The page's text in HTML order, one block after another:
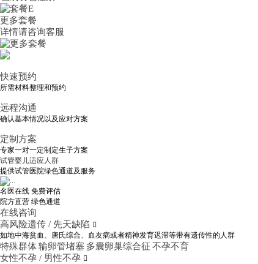
更多套餐
详情请咨询客服
快速预约
所需材料整理和预约
远程沟通
确认基本情况以及应对方案
定制方案
专家一对一定制定生子方案
试管婴儿适应人群
提供试管医院绿色通道及服务
名医在线 免费评估
院方直营 绿色通道
在线咨询
高风险遗传 / 先天缺陷 
如地中海贫血、唐氏综合、血友病或者精神发育迟滞等带有遗传性的人群
特殊群体输卵管堵塞 多囊卵巢综合征 不孕不育
女性不孕 / 男性不孕 